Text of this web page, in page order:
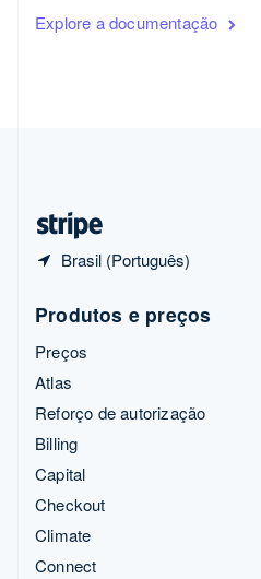
Explore a documentação
Brasil (Português)
English
Produtos e preços
Preços
Atlas
Reforço de autorização
Billing
Capital
Checkout
Climate
Connect